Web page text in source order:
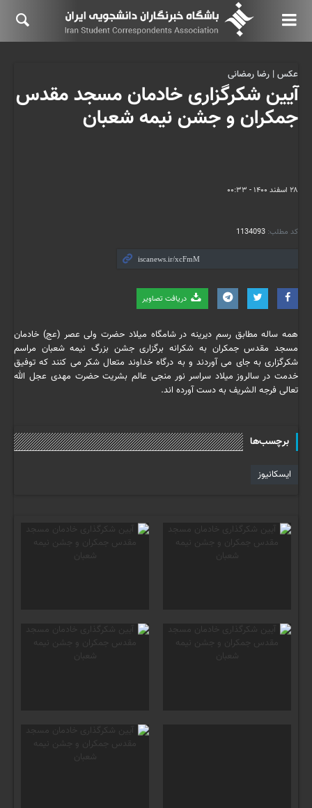
۲۸ اسفند ۱۴۰۰ - ۰۰:۳۳
کد مطلب: 1134093
دریافت تصاویر
عکس | رضا رمضانی
آیین شکرگزاری خادمان مسجد مقدس
جمکران و جشن نیمه شعبان
همه ساله مطابق رسم دیرینه در شامگاه میلاد حضرت ولی عصر (عج) خادمان
مسجد مقدس جمکران به شکرانه برگزاری جشن بزرگ نیمه شعبان مراسم
شکرگزاری به جای می آوردند و به درگاه خداوند متعال شکر می کنند که توفیق
خدمت در سالروز میلاد سراسر نور منجی عالم بشریت حضرت مهدی عجل الله
تعالی فرجه الشریف به دست آورده اند.
برچسب‌ها
ایسکانیوز